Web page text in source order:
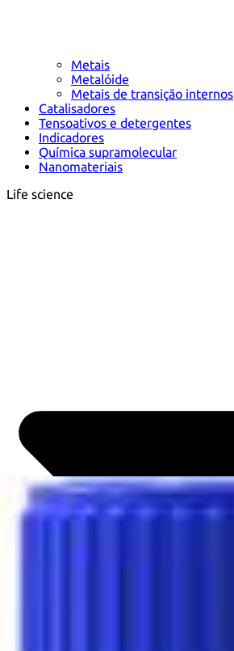
Metais
Metalóide
Metais de transição internos
Catalisadores
Tensoativos e detergentes
Indicadores
Química supramolecular
Nanomateriais
Life science